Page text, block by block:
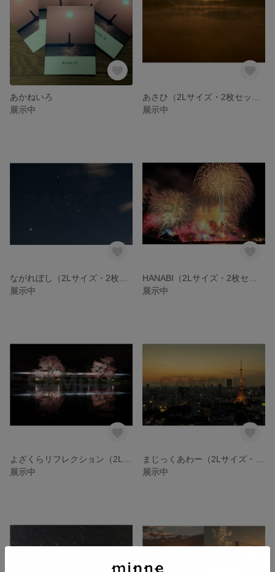
あかねいろ
展示中
展示中
展示中
展示中
展示中
展示中